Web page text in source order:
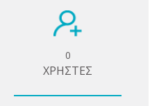
0
ΧΡΗΣΤΕΣ